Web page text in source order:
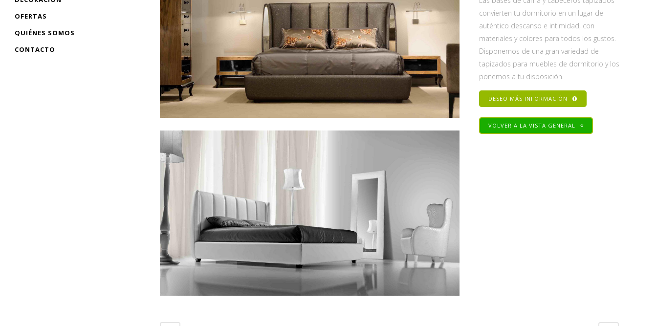
OFERTAS
QUIÉNES SOMOS
CONTACTO
convierten tu dormitorio en un lugar de
auténtico descanso e intimidad, con
materiales y colores para todos los gustos.
Disponemos de una gran variedad de
tapizados para muebles de dormitorio y los
ponemos a tu disposición.
DESEO MÁS INFORMACIÓN
VOLVER A LA VISTA GENERAL